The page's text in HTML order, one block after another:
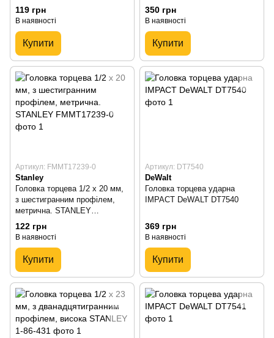
блістері. STANLEY 4-88-793
119 грн
В наявності
Купити
350 грн
В наявності
Купити
Артикул: FMMT17239-0
Stanley
Головка торцева 1/2 х 20 мм,
з шестигранним профілем,
метрична. STANLEY
FMMT17239-0
122 грн
В наявності
Купити
Артикул: DT7540
DeWalt
Головка торцева ударна
IMPACT DeWALT DT7540
369 грн
В наявності
Купити